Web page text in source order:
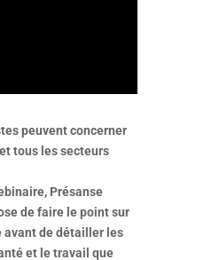
peuvent concerner
tous les secteurs
Présanse
de faire le point sur
avant de détailler les
et le travail que